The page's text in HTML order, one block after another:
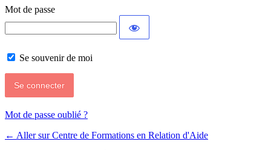
Mot de passe
Se souvenir de moi
Mot de passe oublié ?
← Aller sur Centre de Formations en Relation d'Aide